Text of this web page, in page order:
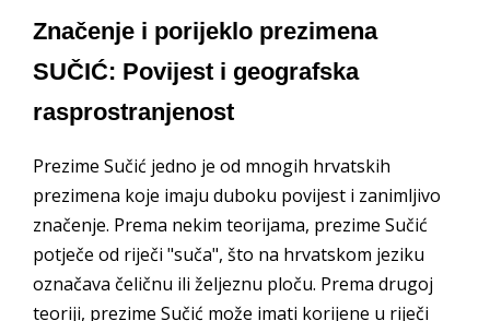
Značenje i porijeklo prezimena
SUČIĆ: Povijest i geografska
rasprostranjenost
Prezime Sučić jedno je od mnogih hrvatskih
prezimena koje imaju duboku povijest i zanimljivo
značenje. Prema nekim teorijama, prezime Sučić
potječe od riječi "suča", što na hrvatskom jeziku
označava čeličnu ili željeznu ploču. Prema drugoj
teoriji, prezime Sučić može imati korijene u riječi